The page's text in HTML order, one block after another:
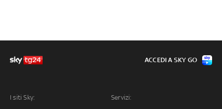
I siti Sky: Servizi:
ACCEDI A SKY GO